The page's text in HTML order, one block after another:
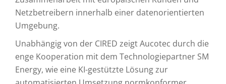
Netzbetreibern innerhalb einer datenorientierten
Umgebung.
Unabhängig von der CIRED zeigt Aucotec durch die
enge Kooperation mit dem Technologiepartner SM
Energy, wie eine KI-gestützte Lösung zur